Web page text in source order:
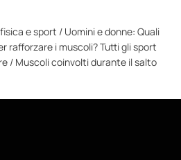
e sport / Uomini e donne: Quali
rafforzare i muscoli? Tutti gli sport
/ Muscoli coinvolti durante il salto